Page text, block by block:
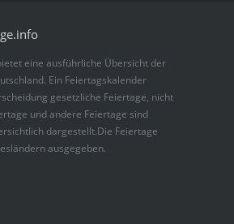
eine ausführliche Übersicht der
Ein Feiertagskalender
gesetzliche Feiertage, nicht
und andere Feiertage sind
dargestellt.Die Feiertage
ausgegeben.